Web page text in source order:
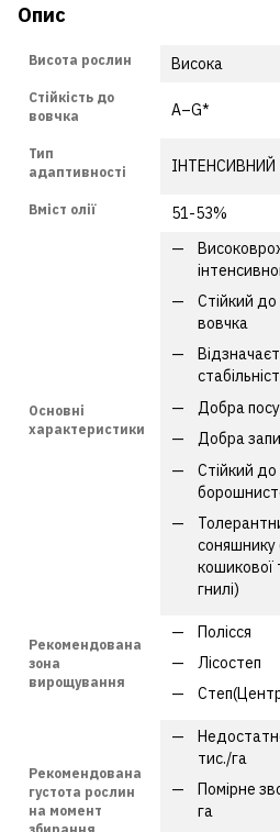
Опис
Висота рослин Висока
Стійкість до
вовчка
A–G*
Тип
адаптивності
ІНТЕНСИВНИЙ
Вміст олії 51-53%
Основні
характеристики
Стійкий
вовчка
Добра
Добра
Стійкий
соняшнику
кошикової
гнилі)
Рекомендована
зона
вирощування
Полісся
Лісостеп
Рекомендована
густота рослин
на момент
тис./га
Помірне
га